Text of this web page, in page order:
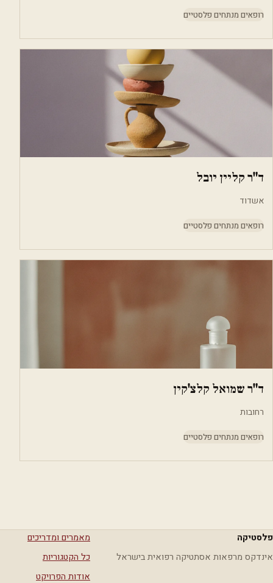
רופאים מנתחים פלסטיים
ד"ר קליין יובל
אשדוד
רופאים מנתחים פלסטיים
ד"ר שמואל קלצ'קין
רחובות
רופאים מנתחים פלסטיים
פלסטיקה
אינדקס מרפאות אסתטיקה רפואית בישראל
מאמרים ומדריכים
כל הקטגוריות
אודות הפרויקט